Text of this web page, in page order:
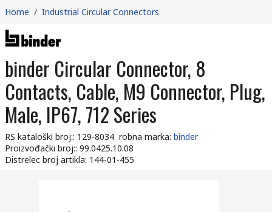
Home / Industrial Circular Connectors
binder Circular Connector, 8
Contacts, Cable, M9 Connector, Plug,
Male, IP67, 712 Series
RS kataloški broj:: 129-8034 robna marka: binder
Proizvođački broj:: 99.0425.10.08
Distrelec broj artikla: 144-01-455